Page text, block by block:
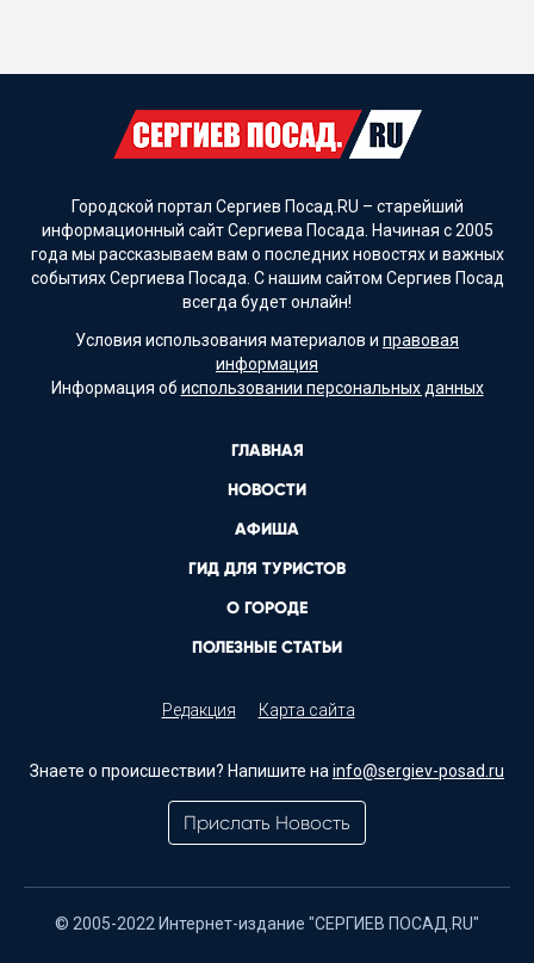
Городской портал Сергиев Посад.RU – старейший
информационный сайт Сергиева Посада. Начиная с 2005
года мы рассказываем вам о последних новостях и важных
событиях Сергиева Посада. С нашим сайтом Сергиев Посад
всегда будет онлайн!
Условия использования материалов и правовая
информация
Информация об использовании персональных данных
ГЛАВНАЯ
НОВОСТИ
АФИША
ГИД ДЛЯ ТУРИСТОВ
О ГОРОДЕ
ПОЛЕЗНЫЕ СТАТЬИ
Редакция Карта сайта
Знаете о происшествии? Напишите на info@sergiev-posad.ru
Прислать Новость
© 2005-2022 Интернет-издание "СЕРГИЕВ ПОСАД.RU"